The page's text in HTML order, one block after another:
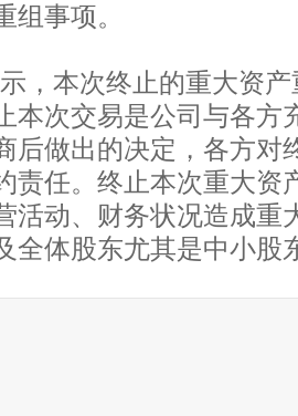
组事项。
，本次终止的重大资
本次交易是公司与各方
后做出的决定，各方对
责任。终止本次重大资
活动、财务状况造成重
全体股东尤其是中小股